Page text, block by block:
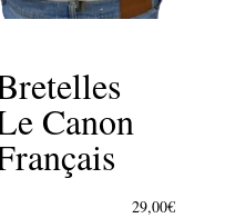
Canon
29,00€